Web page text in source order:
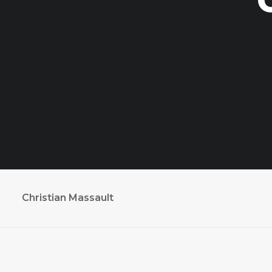
Christian Massault